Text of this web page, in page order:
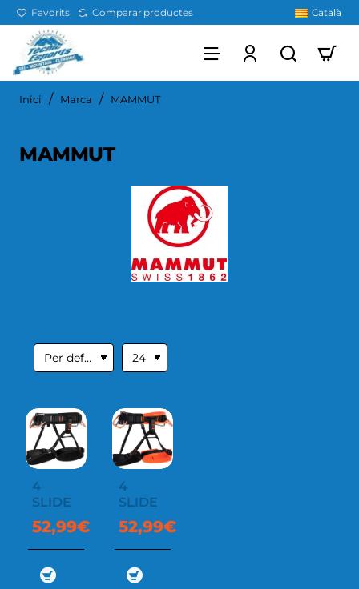
Favorits Comparar productes Català
Inici homeMarca MAMMUT
MAMMUT
4
SLIDE
52,99€
4
SLIDE
52,99€